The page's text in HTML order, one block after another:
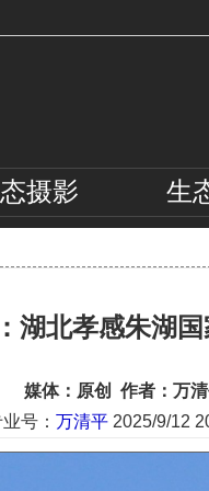
摄影 生
湖北孝感朱湖国
媒体：原创 作者：万
号： 万清平 2025/9/12